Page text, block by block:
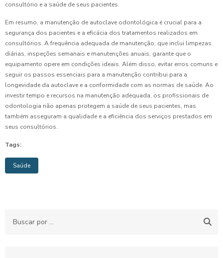
consultório e a saúde de seus pacientes.
Em resumo, a manutenção de autoclave odontológica é crucial para a
segurança dos pacientes e a eficácia dos tratamentos realizados em
consultórios. A frequência adequada de manutenção, que inclui limpezas
diárias, inspeções semanais e manutenções anuais, garante que o
equipamento opere em condições ideais. Além disso, evitar erros comuns e
seguir os passos essenciais para a manutenção contribui para a
longevidade da autoclave e a conformidade com as normas de saúde. Ao
investir tempo e recursos na manutenção adequada, os profissionais de
odontologia não apenas protegem a saúde de seus pacientes, mas
também asseguram a qualidade e a eficiência dos serviços prestados em
seus consultórios.
Tags:
Saúde